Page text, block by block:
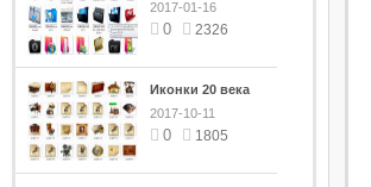
2017-01-16
0 2326
Иконки 20 века
2017-10-11
0 1805